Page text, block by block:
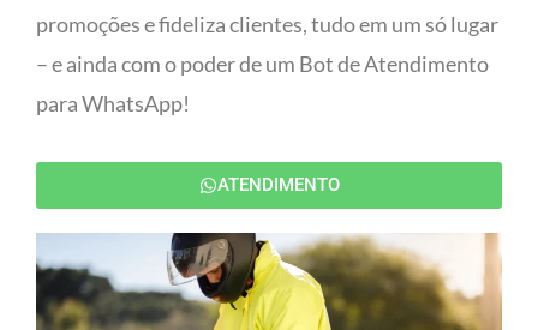
promoções e fideliza clientes, tudo em um só lugar
– e ainda com o poder de um Bot de Atendimento
para WhatsApp!
ATENDIMENTO